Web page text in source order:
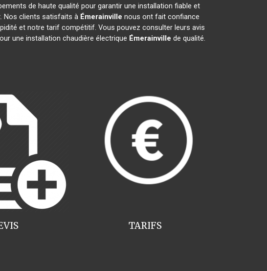
de haute qualité pour garantir une installation fiable et
Nos clients satisfaits à Émerainville nous ont fait confiance
et notre tarif compétitif. Vous pouvez consulter leurs avis
une installation chaudière électrique Émerainville de qualité.
TARIFS